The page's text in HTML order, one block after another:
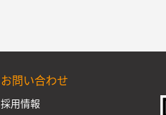
お問い合わせ
採用情報